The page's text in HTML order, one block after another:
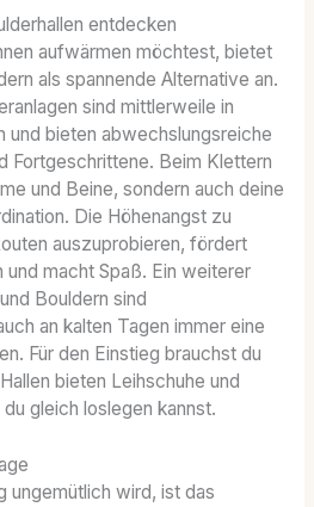
entdecken
aufwärmen möchtest, bietet
als spannende Alternative an.
sind mittlerweile in
und bieten abwechslungsreiche
Fortgeschrittene. Beim Klettern
und Beine, sondern auch deine
Die Höhenangst zu
auszuprobieren, fördert
macht Spaß. Ein weiterer
Bouldern sind
an kalten Tagen immer eine
Für den Einstieg brauchst du
bieten Leihschuhe und
gleich loslegen kannst.
ungemütlich wird, ist das